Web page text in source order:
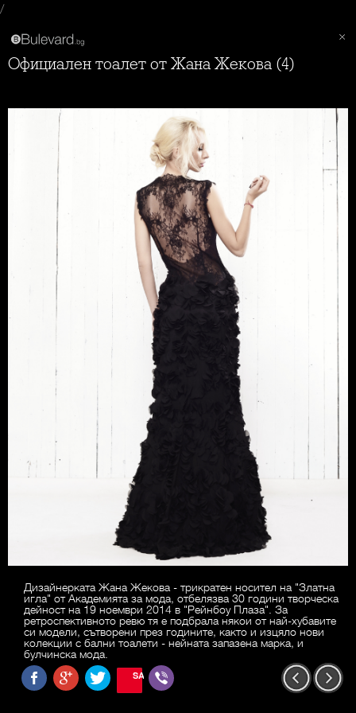
/
Официален тоалет от Жана Жекова (4)
Дизайнерката Жана Жекова - трикратен носител на "Златна
игла" от Академията за мода, отбелязва 30 години творческа
дейност на 19 ноември 2014 в "Рейнбоу Плаза". За
ретроспективното ревю тя е подбрала някои от най-хубавите
си модели, сътворени през годините, както и изцяло нови
колекции с бални тоалети - нейната запазена марка, и
булчинска мода.
SAVE